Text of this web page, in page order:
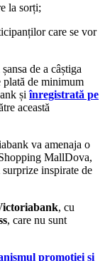
la sorți;
care se vor
de a câștiga
plată de minimum
șiînregistrată pe
această
va amenaja o
MallDova,
inspirate de
, cu
, care nu sunt
promoției și